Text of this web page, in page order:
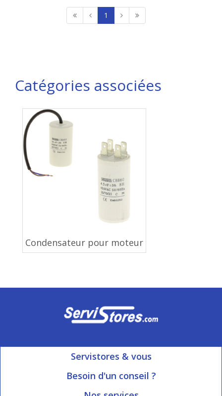
1
Catégories associées
Condensateur pour moteur
Servistores & vous
Mon compte
Besoin d'un conseil ?
Ouvert du Lundi au Vendredi